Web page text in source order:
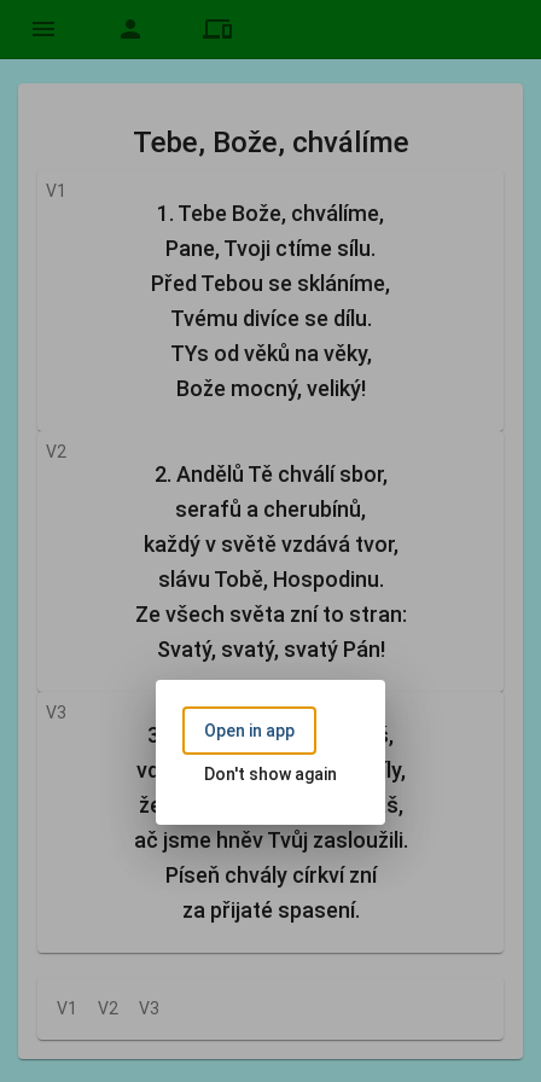
menu person devices
Tebe, Bože, chválíme
V1
1. Tebe Bože, chválíme,
Pane, Tvoji ctíme sílu.
Před Tebou se skláníme,
Tvému divíce se dílu.
TYs od věků na věky,
Bože mocný, veliký!
V2
2. Andělů Tě chválí sbor,
serafů a cherubínů,
každý v světě vzdává tvor,
slávu Tobě, Hospodinu.
Ze všech světa zní to stran:
Svatý, svatý, svatý Pán!
V3
3. Chválíme Tě, Bože náš,
vděčně, vroucně, z celé síly,
že TY, velký, k nám se znáš,
ač jsme hněv Tvůj zasloužili.
Píseň chvály církví zní
za přijaté spasení.
V1 V2 V3
Open in app
Don't show again